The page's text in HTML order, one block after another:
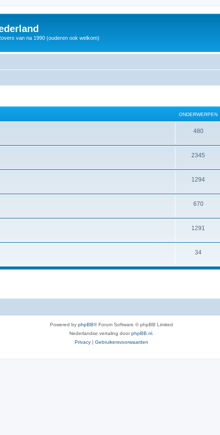
van na 1990 (ouderen ook welkom)
ONDERWERPEN
480
2345
1294
670
1291
34
Powered by phpBB® Forum Software © phpBB Limited
Nederlandse vertaling doorphpBB.nl
Privacy | Gebruikersvoorwaarden